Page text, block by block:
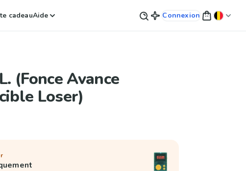
cadeauAide Connexion
(Fonce Avance
Loser)